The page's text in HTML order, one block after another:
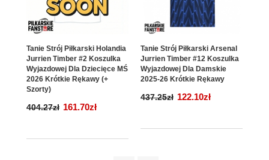
Tanie Strój Piłkarski Holandia
Jurrien Timber #2 Koszulka
Wyjazdowej Dla Dziecięce MŚ
2026 Krótkie Rękawy (+
Szorty)
404.27zł 161.70zł
Tanie Strój Piłkarski Arsenal
Jurrien Timber #12 Koszulka
Wyjazdowej Dla Damskie
2025-26 Krótkie Rękawy
437.25zł 122.10zł